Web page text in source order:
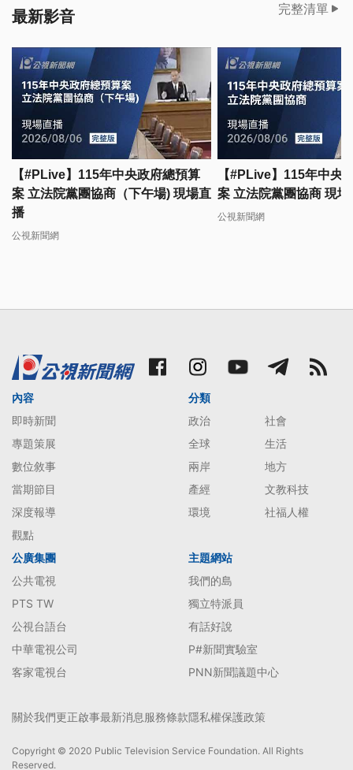
最新影音 完整清單
【#PLive】115年中央政府總預算
案 立法院黨團協商（下午場) 現場直
播
公視新聞網
【#PLive】115年中央
案 立法院黨團協商 現場
公視新聞網
內容
即時新聞
專題策展
數位敘事
當期節目
深度報導
觀點
分類
政治
社會
全球
生活
兩岸
地方
產經
文教科技
環境
社福人權
公廣集團
公共電視
PTS TW
公視台語台
中華電視公司
客家電視台
主題網站
我們的島
獨立特派員
有話好說
P#新聞實驗室
PNN新聞議題中心
關於我們更正啟事最新消息服務條款隱私權保護政策
Copyright © 2020 Public Television Service Foundation. All Rights
Reserved.